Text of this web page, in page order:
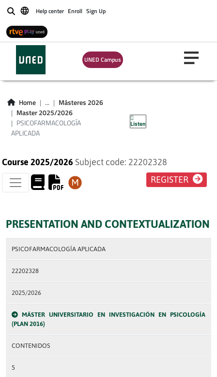
BuscarHelp center Enroll Sign Up
UNED Campus
Home ...
Másteres 2026
Master 2025/2026
PSICOFARMACOLOGÍA
APLICADA
Listen
Course 2025/2026 Subject code: 22202328
REGISTER
PRESENTATION AND CONTEXTUALIZATION
PSICOFARMACOLOGÍA APLICADA
22202328
2025/2026
MÁSTER UNIVERSITARIO EN INVESTIGACIÓN EN PSICOLOGÍA
(PLAN 2016)
CONTENIDOS
5